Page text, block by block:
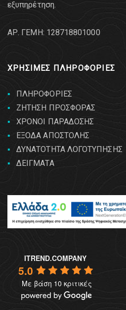
εξυπηρέτηση.
AΡ. ΓΕΜΗ: 128718801000
ΧΡΗΣΙΜΕΣ ΠΛΗΡΟΦΟΡΙΕΣ
ΠΛΗΡΟΦΟΡΙΕΣ
ΖΗΤΗΣΗ ΠΡΟΣΦΟΡΑΣ
ΧΡΟΝΟΙ ΠΑΡΑΔΟΣΗΣ
ΕΞΟΔΑ ΑΠΟΣΤΟΛΗΣ
ΔΥΝΑΤΟΤΗΤΑ ΛΟΓΟΤΥΠΗΣΗΣ
ΔΕΙΓΜΑΤΑ
ITREND.COMPANY
5.0
Με βάση 10 κριτικές